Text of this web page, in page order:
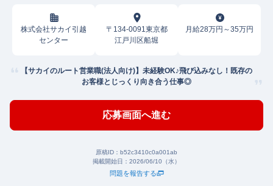
株式会社サカイ引越
センター
〒134-0091東京都
江戸川区船堀
月給28万円～35万円
【サカイのルート営業職(法人向け)】未経験OK♪飛び込みなし！既存の
お客様とじっくり向き合う仕事◎
応募画面へ進む
原稿ID： b52c3410c0a001ab
掲載開始日： 2026/06/10（水）
問題を報告する